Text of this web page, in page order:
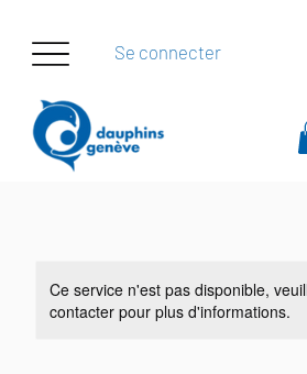
Se connecter
Ce service n'est pas disponible,
contacter pour plus d'informations.